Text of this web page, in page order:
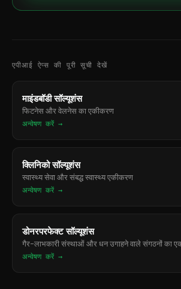
एपीआई ऐप्स की पूरी सूची देखें
माइंडबॉडी सॉल्यूशंस
फिटनेस और वेलनेस का एकीकरण
अन्वेषण करें →
क्लिनिको सॉल्यूशंस
स्वास्थ्य सेवा और संबद्ध स्वास्थ्य एकीकरण
अन्वेषण करें →
डोनरपरफेक्ट सॉल्यूशंस
गैर-लाभकारी संस्थाओं और धन उगाहने वाले संगठनों का
अन्वेषण करें →